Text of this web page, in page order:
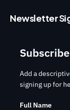
Newsletter
Add a
signing up for
Full Name